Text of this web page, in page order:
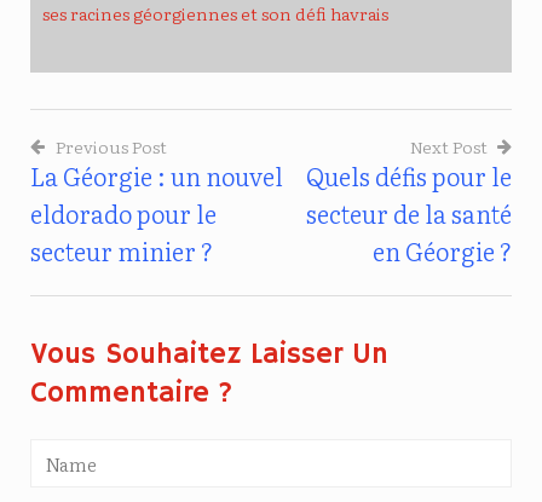
ses racines géorgiennes et son défi havrais
Navigation
De
L’article
Previous Post
La Géorgie : un nouvel
eldorado pour le
secteur minier ?
Next Post
Quels défis pour le
secteur de la santé
en Géorgie ?
Vous Souhaitez Laisser Un
Commentaire ?